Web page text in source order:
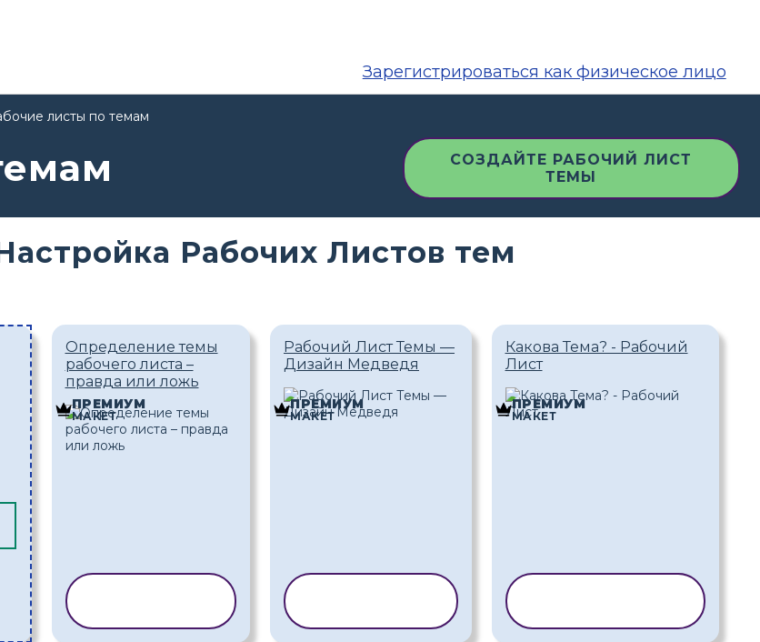
Зарегистрироваться как физическое лицо
листы по темам
СОЗДАЙТЕ РАБОЧИЙ ЛИСТ
ТЕМЫ
Рабочих Листов тем
Определение темы
рабочего листа –
правда или ложь
ПРЕМИУМ
МАКЕТ
Рабочий Лист Темы —
Дизайн Медведя
ПРЕМИУМ
МАКЕТ
Какова Тема? - Рабочий
Лист
ПРЕМИУМ
МАКЕТ